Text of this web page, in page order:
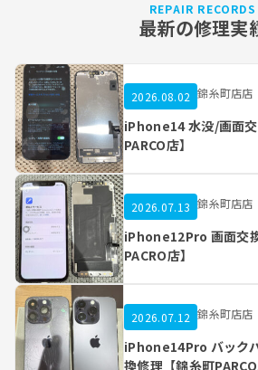
REPAIR RECORDS
最新の修理実
2026.08.02 錦糸町店店
iPhone14 水没/画面
PARCO店】
2026.07.13 錦糸町店店
iPhone12Pro 画面交
PACRO店】
2026.07.12 錦糸町店店
iPhone14Pro バック
換修理【錦糸町PARCO